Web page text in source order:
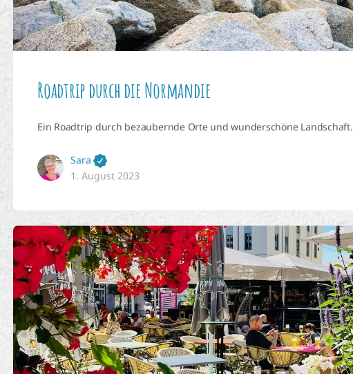
Roadtrip durch die Normandie
Ein Roadtrip durch bezaubernde Orte und wunderschöne Landschaft.
Sara
1. August 2023